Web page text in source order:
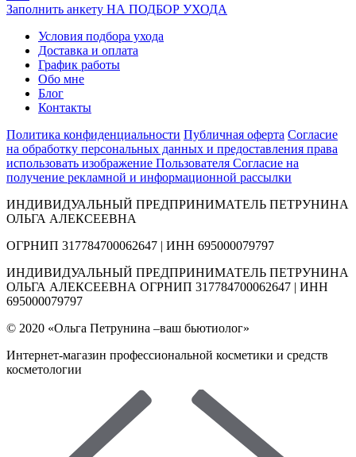
Заполнить анкету НА ПОДБОР УХОДА
Условия подбора ухода
Доставка и оплата
График работы
Обо мне
Блог
Контакты
Политика конфиденциальности Публичная оферта Согласие
на обработку персональных данных и предоставления права
использовать изображение Пользователя Согласие на
получение рекламной и информационной рассылки
ИНДИВИДУАЛЬНЫЙ ПРЕДПРИНИМАТЕЛЬ ПЕТРУНИНА
ОЛЬГА АЛЕКСЕЕВНА
ОГРНИП 317784700062647 | ИНН 695000079797
ИНДИВИДУАЛЬНЫЙ ПРЕДПРИНИМАТЕЛЬ ПЕТРУНИНА
ОЛЬГА АЛЕКСЕЕВНА ОГРНИП 317784700062647 | ИНН
695000079797
© 2020 «Ольга Петрунина –ваш бьютиолог»
Интернет-магазин профессиональной косметики и средств
косметологии